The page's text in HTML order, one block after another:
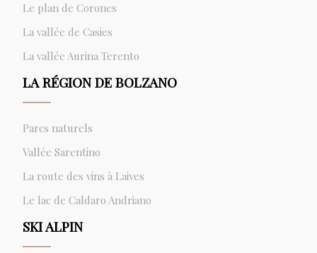
Le plan de Corones
La vallée de Casies
La vallée Aurina Terento
LA RÉGION DE BOLZANO
Parcs naturels
Vallée Sarentino
La route des vins à Laives
Le lac de Caldaro Andriano
SKI ALPIN